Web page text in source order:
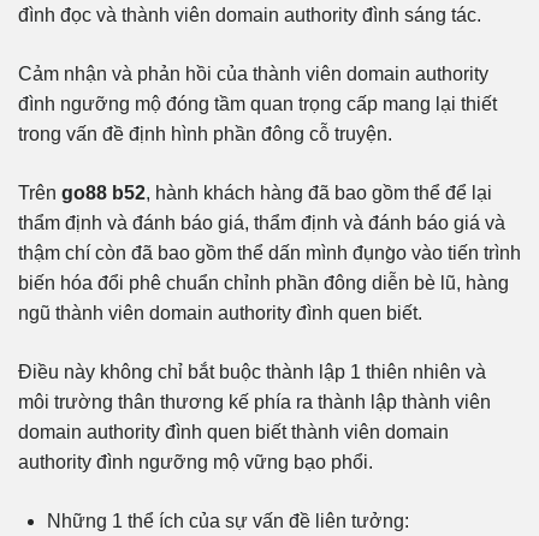
đình đọc và thành viên domain authority đình sáng tác.
Cảm nhận và phản hồi của thành viên domain authority
đình ngưỡng mộ đóng tầm quan trọng cấp mang lại thiết
trong vấn đề định hình phần đông cỗ truyện.
Trên go88 b52, hành khách hàng đã bao gồm thể để lại
thẩm định và đánh báo giá, thẩm định và đánh báo giá và
thậm chí còn đã bao gồm thể dấn mình đụng̀o vào tiến trình
biến hóa đổi phê chuẩn chỉnh phần đông diễn bè lũ, hàng
ngũ thành viên domain authority đình quen biết.
Điều này không chỉ bắt buộc thành lập 1 thiên nhiên và
môi trường thân thương kế phía ra thành lập thành viên
domain authority đình quen biết thành viên domain
authority đình ngưỡng mộ vững bạo phổi.
Những 1 thể ích của sự vấn đề liên tưởng: